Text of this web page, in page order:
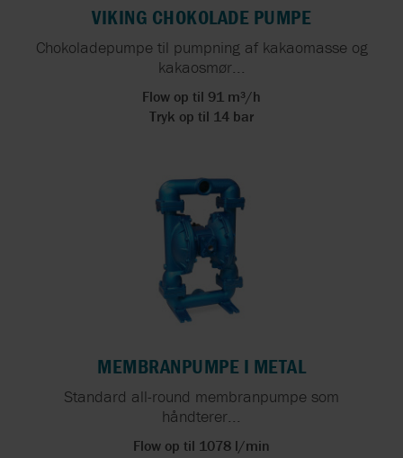
VIKING CHOKOLADE PUMPE
Chokoladepumpe til pumpning af kakaomasse og
kakaosmør...
Flow op til 91 m³/h
Tryk op til 14 bar
MEMBRANPUMPE I METAL
Standard all-round membranpumpe som
håndterer...
Flow op til 1078 l/min